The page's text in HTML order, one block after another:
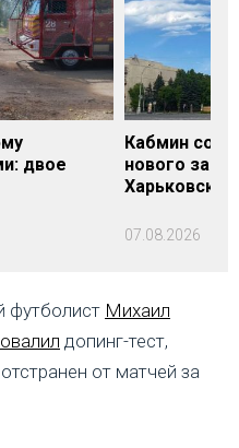
двое
Кабмин
нового
07.08.2026
футболист Михаил
допинг-тест,
от матчей за